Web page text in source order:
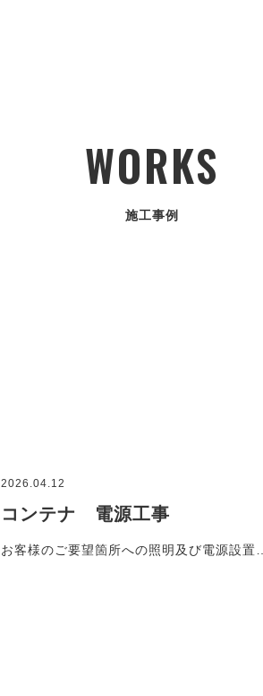
WORKS
施工事例
2026.04.12
コンテナ 電源工事
お客様のご要望箇所への照明及び電源設置…